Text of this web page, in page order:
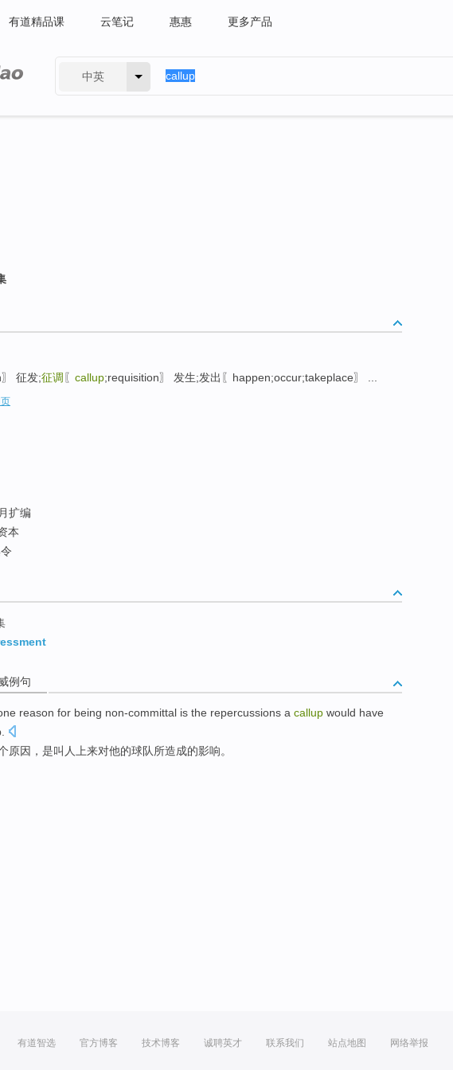
有道精品课 云笔记 惠惠 更多产品
中英
征发;征调 〖 callup;requisition〗 发生;发出〖happen;occur;takeplace〗 ...
月扩编
本
例句
reason for being non-committal is the repercussions a callup would have
原因 ， 是叫人上来对他的球队所造成的影响。
有道智选 官方博客 技术博客 诚聘英才 联系我们 站点地图 网络举报